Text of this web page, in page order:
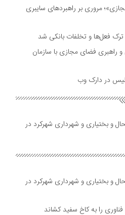
مروری بر راهبرد‌های سایبری
فعل‌ها و تخلفات بانکی شد
راهبری فضای مجازی با سازمان
و بختیاری و شهرداری شهرکرد در
و بختیاری و شهرداری شهرکرد در
را به کاخ سفید کشاند